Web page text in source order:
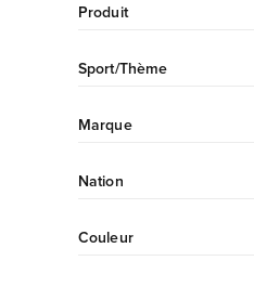
Produit
Sport/Thème
Marque
Nation
Couleur